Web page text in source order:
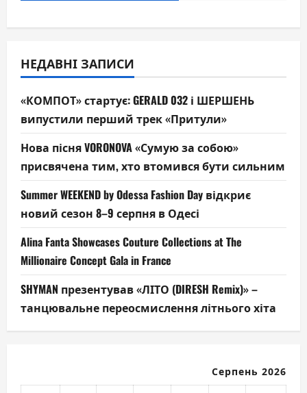
НЕДАВНІ ЗАПИСИ
«КОМПОТ» стартує: GERALD 032 і ШЕРШЕНЬ
випустили перший трек «Притули»
Нова пісня VORONOVA «Сумую за собою»
присвячена тим, хто втомився бути сильним
Summer WEEKEND by Odessa Fashion Day відкриє
новий сезон 8–9 серпня в Одесі
Alina Fanta Showcases Couture Collections at The
Millionaire Concept Gala in France
SHYMAN презентував «ЛІТО (DIRESH Remix)» –
танцювальне переосмислення літнього хіта
Серпень 2026